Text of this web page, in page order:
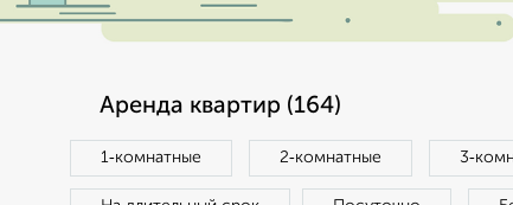
Аренда квартир (164)
1‑комнатные 2‑комнатные